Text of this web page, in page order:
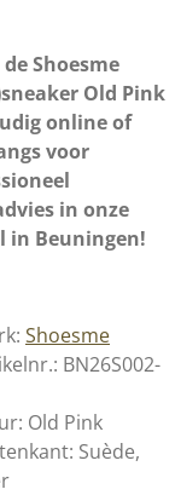
Shoesme
Old Pink
online of
voor
in onze
in Beuningen!
Shoesme
BN26S002-
Old Pink
Suède,